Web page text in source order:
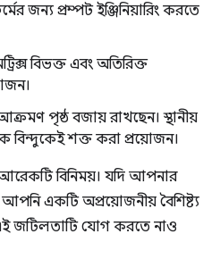
জন্য প্রম্পট ইঞ্জিনিয়ারিং করতে
বিভক্ত এবং অতিরিক্ত
পৃষ্ঠ বজায় রাখছেন। স্থানীয়
বিন্দুকেই শক্ত করা প্রয়োজন।
বিনিময়। যদি আপনার
একটি অপ্রয়োজনীয় বৈশিষ্ট্য
জটিলতাটি যোগ করতে নাও